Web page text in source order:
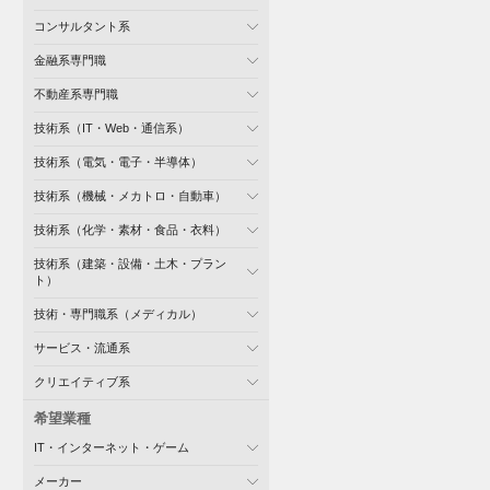
コンサルタント系
金融系専門職
不動産系専門職
技術系（IT・Web・通信系）
技術系（電気・電子・半導体）
技術系（機械・メカトロ・自動車）
技術系（化学・素材・食品・衣料）
技術系（建築・設備・土木・プラン
ト）
技術・専門職系（メディカル）
サービス・流通系
クリエイティブ系
希望業種
IT・インターネット・ゲーム
メーカー